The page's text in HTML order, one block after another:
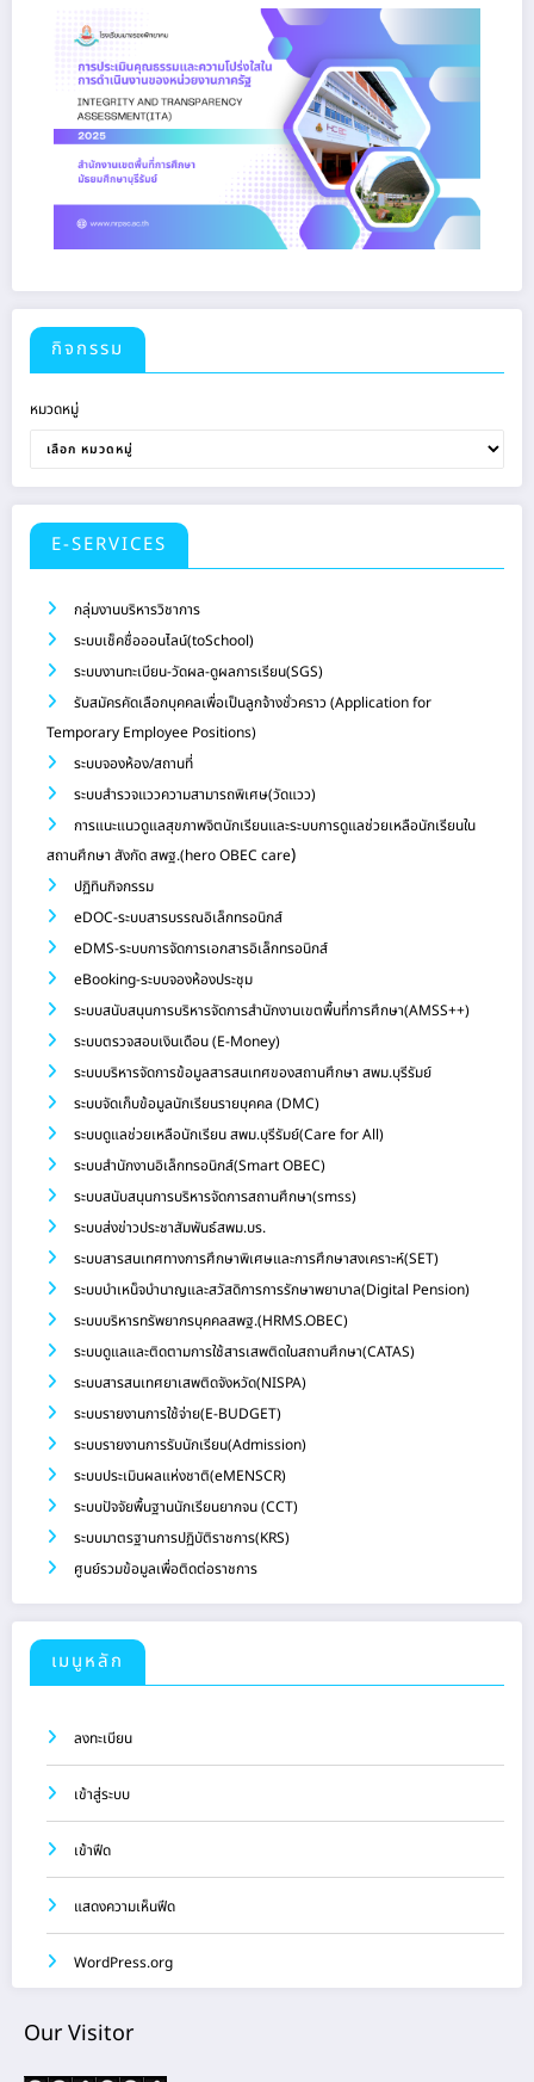
กิจกรรม
หมวดหมู่
E-SERVICES
กลุ่มงานบริหารวิชาการ
ระบบเช็คชื่อออนไลน์(toSchool)
ระบบงานทะเบียน-วัดผล-ดูผลการเรียน(SGS)
รับสมัครคัดเลือกบุคคลเพื่อเป็นลูกจ้างชั่วคราว (Application for
Temporary Employee Positions)
ระบบจองห้อง/สถานที่
ระบบสำรวจแววความสามารถพิเศษ(วัดแวว)
การแนะแนวดูแลสุขภาพจิตนักเรียนและระบบการดูแลช่วยเหลือนักเรียนใน
สถานศึกษา สังกัด สพฐ.(hero OBEC care)
ปฏิทินกิจกรรม
eDOC-ระบบสารบรรณอิเล็กทรอนิกส์
eDMS-ระบบการจัดการเอกสารอิเล็กทรอนิกส์
eBooking-ระบบจองห้องประชุม
ระบบสนับสนุนการบริหารจัดการสำนักงานเขตพื้นที่การศึกษา(AMSS++)
ระบบตรวจสอบเงินเดือน (E-Money)
ระบบบริหารจัดการข้อมูลสารสนเทศของสถานศึกษา สพม.บุรีรัมย์
ระบบจัดเก็บข้อมูลนักเรียนรายบุคคล (DMC)
ระบบดูแลช่วยเหลือนักเรียน สพม.บุรีรัมย์(Care for All)
ระบบสำนักงานอิเล็กทรอนิกส์(Smart OBEC)
ระบบสนับสนุนการบริหารจัดการสถานศึกษา(smss)
ระบบส่งข่าวประชาสัมพันธ์สพม.บร.
ระบบสารสนเทศทางการศึกษาพิเศษและการศึกษาสงเคราะห์(SET)
ระบบบำเหน็จบำนาญและสวัสดิการการรักษาพยาบาล(Digital Pension)
ระบบบริหารทรัพยากรบุคคลสพฐ.(HRMS.OBEC)
ระบบดูแลและติดตามการใช้สารเสพติดในสถานศึกษา(CATAS)
ระบบสารสนเทศยาเสพติดจังหวัด(NISPA)
ระบบรายงานการใช้จ่าย(E-BUDGET)
ระบบรายงานการรับนักเรียน(Admission)
ระบบประเมินผลแห่งชาติ(eMENSCR)
ระบบปัจจัยพื้นฐานนักเรียนยากจน (CCT)
ระบบมาตรฐานการปฏิบัติราชการ(KRS)
ศูนย์รวมข้อมูลเพื่อติดต่อราชการ
เมนูหลัก
ลงทะเบียน
เข้าสู่ระบบ
เข้าฟีด
แสดงความเห็นฟีด
WordPress.org
Our Visitor